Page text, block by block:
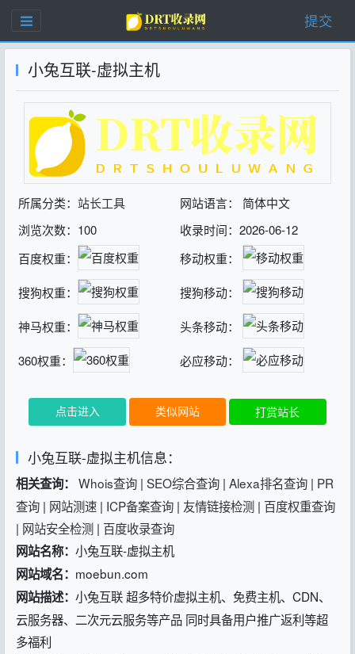
提交
小兔互联-虚拟主机
所属分类： 站长工具
网站语言： 简体中文
浏览次数：100
收录时间：2026-06-12
百度权重：
移动权重：
搜狗权重： 搜狗移动：
神马权重： 头条移动：
360权重： 必应移动：
点击进入 类似网站 打赏站长
小兔互联-虚拟主机信息：
相关查询： Whois查询 | SEO综合查询 | Alexa排名查询 | PR
查询 | 网站测速 | ICP备案查询 | 友情链接检测 | 百度权重查询
| 网站安全检测 | 百度收录查询
网站名称： 小兔互联-虚拟主机
网站域名： moebun.com
网站描述： 小兔互联 超多特价虚拟主机、免费主机、CDN、
云服务器、二次元云服务等产品 同时具备用户推广返利等超
多福利